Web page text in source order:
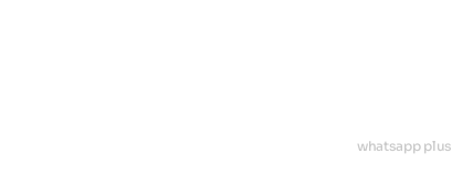
whatsapp plus